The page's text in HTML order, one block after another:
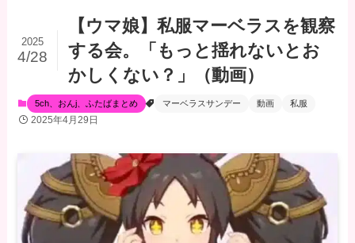
【ウマ娘】私服マーベラスを観察
する会。「もっと揺れないとお
かしくない？」（動画）
2025
4/28
5ch、おんj、ふたばまとめ マーベラスサンデー 動画 私服
2025年4月29日